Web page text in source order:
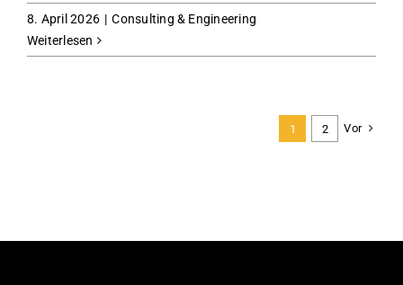
8. April 2026 | Consulting & Engineering
Weiterlesen
1 2 Vor